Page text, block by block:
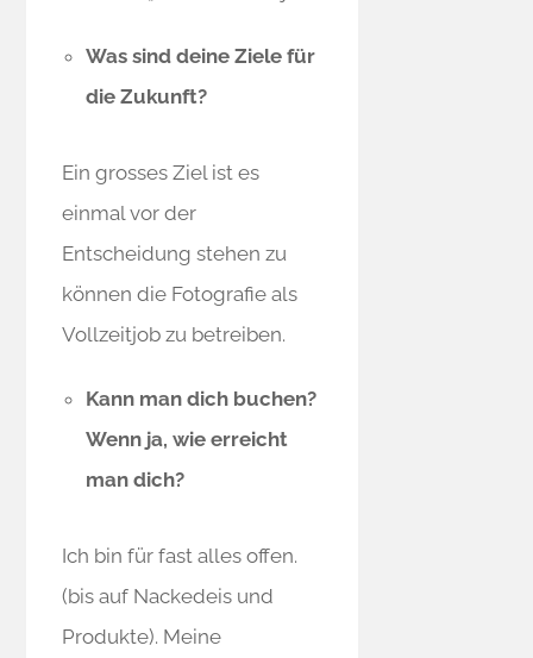
Was sind deine Ziele für
die Zukunft?
Ein grosses Ziel ist es
einmal vor der
Entscheidung stehen zu
können die Fotografie als
Vollzeitjob zu betreiben.
Kann man dich buchen?
Wenn ja, wie erreicht
man dich?
Ich bin für fast alles offen.
(bis auf Nackedeis und
Produkte). Meine